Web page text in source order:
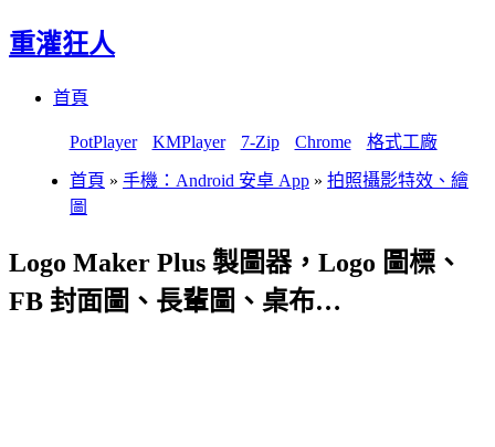
重灌狂人
首頁
PotPlayer KMPlayer 7-Zip Chrome 格式工廠
首頁 » 手機：Android 安卓 App » 拍照攝影特效、繪
圖
Logo Maker Plus 製圖器，Logo 圖標、
FB 封面圖、長輩圖、桌布…